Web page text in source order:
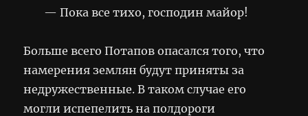
— Пока все тихо, господин майор!
Больше всего Потапов опасался того, что
намерения землян будут приняты за
недружественные. В таком случае его
могли испепелить на полдороги